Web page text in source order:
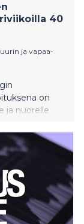
40
ja vapaa-
on
ja nuorelle